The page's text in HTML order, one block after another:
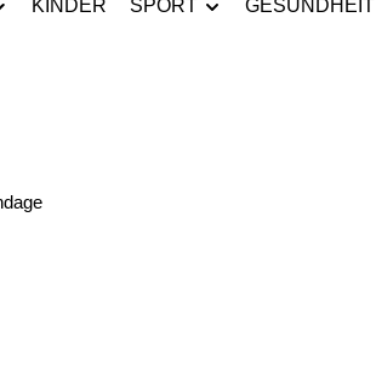
KINDER SPORT GESUNDHEIT